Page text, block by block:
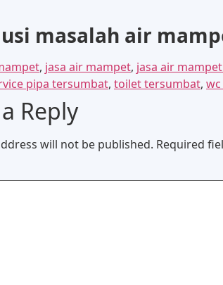
masalah air
, jasa air mampet, jasa air
pipa tersumbat, toilet tersumbat,
Reply
will not be published. Required